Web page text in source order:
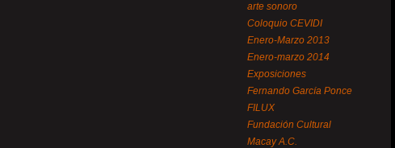
arte sonoro
Coloquio CEVIDI
Enero-Marzo 2013
Enero-marzo 2014
Exposiciones
Fernando García Ponce
FILUX
Fundación Cultural
Macay A.C.